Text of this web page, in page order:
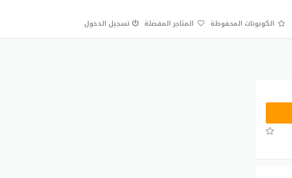
الكوبونات المحفوظة المتاجر المفضلة تسجيل الدخول